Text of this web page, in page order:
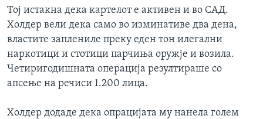
Тој истакна дека картелот е активен и во САД.
Холдер вели дека само во изминативе два дена,
властите заплениле преку еден тон илегални
наркотици и стотици парчиња оружје и возила.
Четиригодишната операција резултираше со
апсење на речиси 1.200 лица.
Холдер додаде дека опрацијата му нанела голем